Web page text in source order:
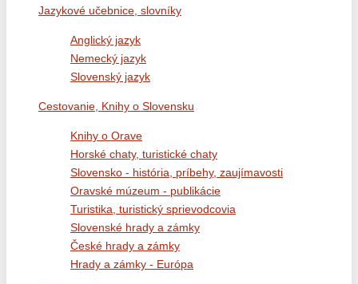
Jazykové učebnice, slovníky
Anglický jazyk
Nemecký jazyk
Slovenský jazyk
Cestovanie, Knihy o Slovensku
Knihy o Orave
Horské chaty, turistické chaty
Slovensko - história, príbehy, zaujímavosti
Oravské múzeum - publikácie
Turistika, turistický sprievodcovia
Slovenské hrady a zámky
České hrady a zámky
Hrady a zámky - Európa